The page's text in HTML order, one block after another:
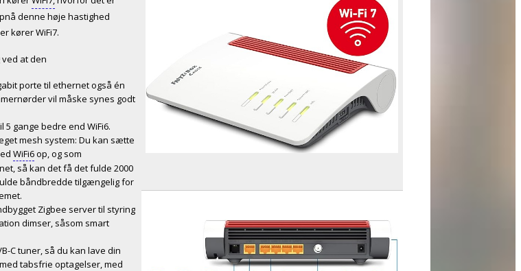
denne høje hastighed
kører WiFi7.
at den
porte til ethernet også én
vil måske synes godt
5 gange bedre end WiFi6.
mesh system: Du kan sætte
WiFi6op, og som
så kan det få det fulde 2000
båndbredde tilgængelig for
Zigbee server til styring
dimser, såsom smart
C tuner, så du kan lave din
tabsfrie optagelser, med